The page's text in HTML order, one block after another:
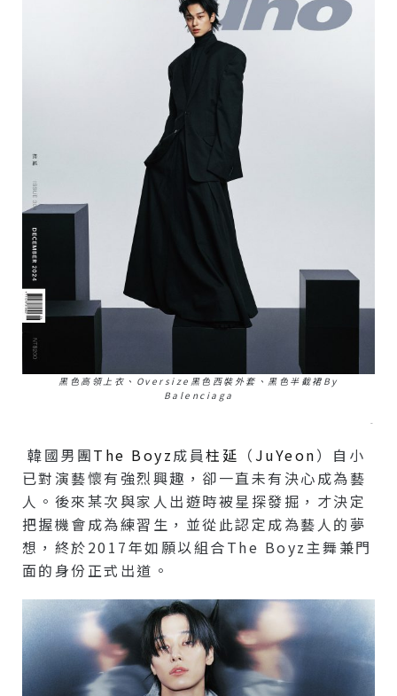
黑色高領上衣、Oversize黑色西裝外套、黑色半截裙by
Balenciaga
–
韓國男團The Boyz成員柱延 （ JuYeon）自小
已對演藝懷有強烈興趣，卻一直未有決心成為藝
人。後來某次與家人出遊時被星探發掘，才決定
把握機會成為練習生，並從此認定成為藝人的夢
想，終於2017年如願以組合The Boyz主舞兼門
面的身份正式出道。